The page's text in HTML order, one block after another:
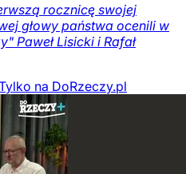
rocznicę swojej
głowy państwa ocenili w
Paweł Lisicki i Rafał
na DoRzeczy.pl